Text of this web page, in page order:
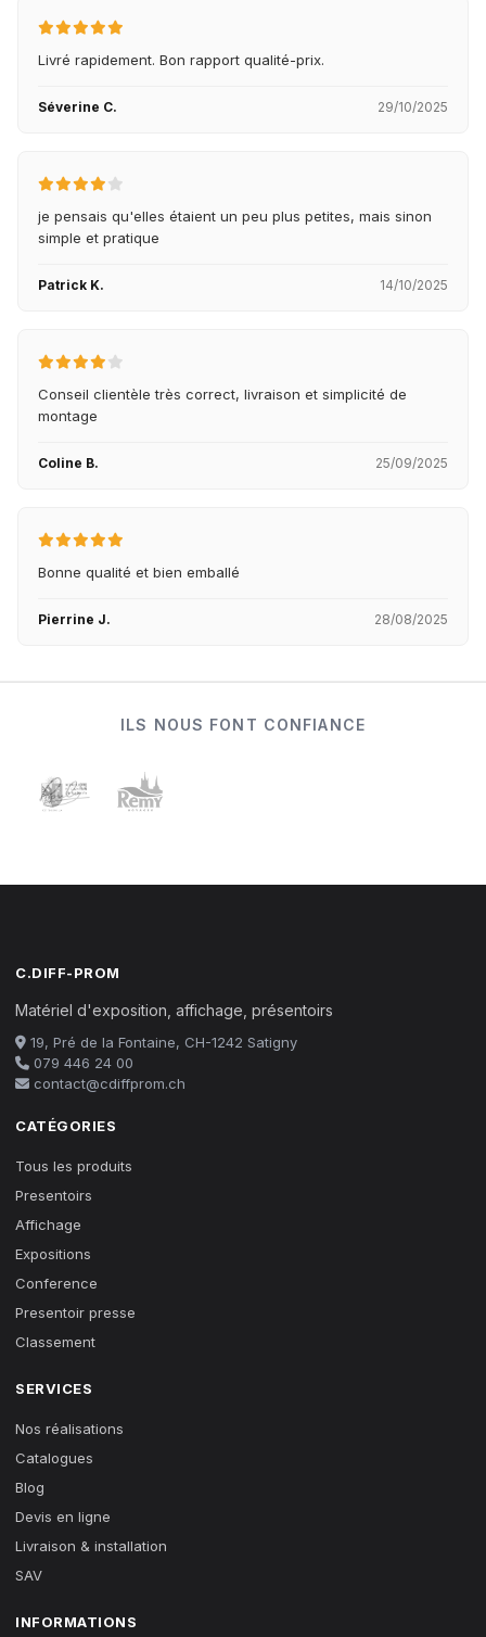
Livré rapidement. Bon rapport qualité-prix.
Séverine C. 29/10/2025
je pensais qu'elles étaient un peu plus petites, mais sinon
simple et pratique
Patrick K. 14/10/2025
Conseil clientèle très correct, livraison et simplicité de
montage
Coline B. 25/09/2025
Bonne qualité et bien emballé
Pierrine J. 28/08/2025
ILS NOUS FONT CONFIANCE
C.DIFF-PROM
Matériel d'exposition, affichage, présentoirs
19, Pré de la Fontaine, CH-1242 Satigny
079 446 24 00
contact@cdiffprom.ch
CATÉGORIES
Tous les produits
Presentoirs
Affichage
Expositions
Conference
Presentoir presse
Classement
SERVICES
Nos réalisations
Catalogues
Blog
Devis en ligne
Livraison & installation
SAV
INFORMATIONS